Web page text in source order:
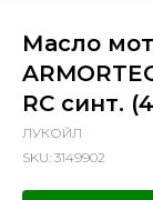
Масло
RC синт.
ЛУКОЙЛ
SKU: 3149902